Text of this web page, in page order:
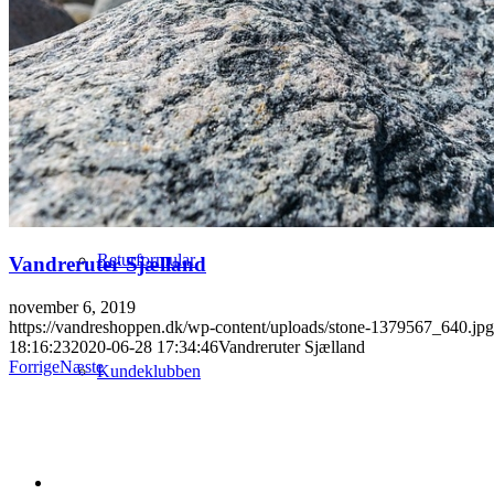
Miljøet
Levering
Returformular
Kundeklubben
Vandreruter Sjælland
november 6, 2019
https://vandreshoppen.dk/wp-content/uploads/stone-1379567_640.jpg
18:16:232020-06-28 17:34:46Vandreruter Sjælland
ForrigeNæste